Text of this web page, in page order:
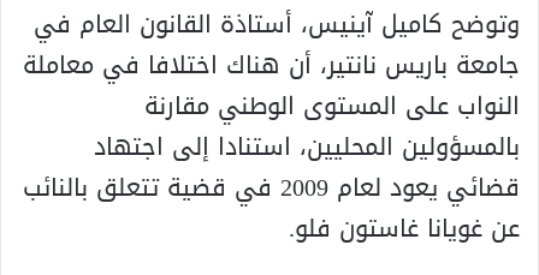
وتوضح كاميل آينيس، أستاذة القانون العام في
جامعة باريس نانتير، أن هناك اختلافا في معاملة
النواب على المستوى الوطني مقارنة
بالمسؤولين المحليين، استنادا إلى اجتهاد
قضائي يعود لعام 2009 في قضية تتعلق بالنائب
عن غويانا غاستون فلو.